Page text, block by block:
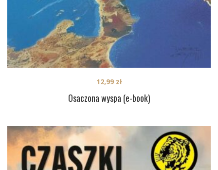
Osaczona wyspa (e-book)
12,99 zł